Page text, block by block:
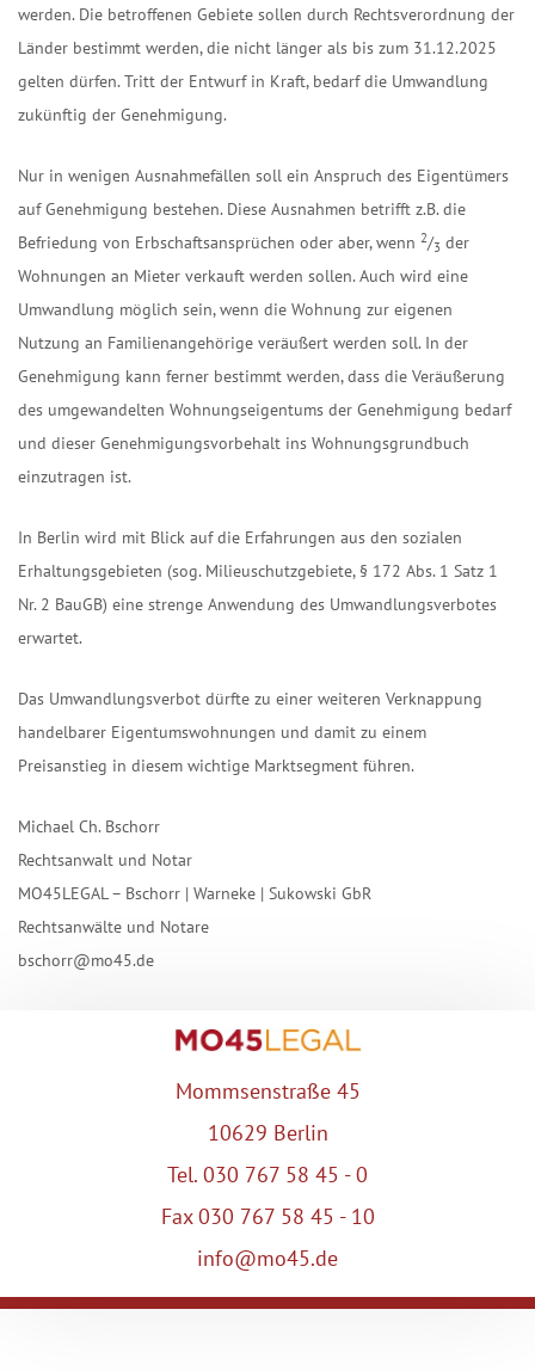
werden. Die betroffenen Gebiete sollen durch Rechtsverordnung der
Länder bestimmt werden, die nicht länger als bis zum 31.12.2025
gelten dürfen. Tritt der Entwurf in Kraft, bedarf die Umwandlung
zukünftig der Genehmigung.
Nur in wenigen Ausnahmefällen soll ein Anspruch des Eigentümers
auf Genehmigung bestehen. Diese Ausnahmen betrifft z.B. die
Befriedung von Erbschaftsansprüchen oder aber, wenn 2/3 der
Wohnungen an Mieter verkauft werden sollen. Auch wird eine
Umwandlung möglich sein, wenn die Wohnung zur eigenen
Nutzung an Familienangehörige veräußert werden soll. In der
Genehmigung kann ferner bestimmt werden, dass die Veräußerung
des umgewandelten Wohnungseigentums der Genehmigung bedarf
und dieser Genehmigungsvorbehalt ins Wohnungsgrundbuch
einzutragen ist.
In Berlin wird mit Blick auf die Erfahrungen aus den sozialen
Erhaltungsgebieten (sog. Milieuschutzgebiete, § 172 Abs. 1 Satz 1
Nr. 2 BauGB) eine strenge Anwendung des Umwandlungsverbotes
erwartet.
Das Umwandlungsverbot dürfte zu einer weiteren Verknappung
handelbarer Eigentumswohnungen und damit zu einem
Preisanstieg in diesem wichtige Marktsegment führen.
Michael Ch. Bschorr
Rechtsanwalt und Notar
MO45LEGAL – Bschorr | Warneke | Sukowski GbR
Rechtsanwälte und Notare
bschorr@mo45.de
Mommsenstraße 45
10629 Berlin
Tel. 030 767 58 45 - 0
Fax 030 767 58 45 - 10
info@mo45.de